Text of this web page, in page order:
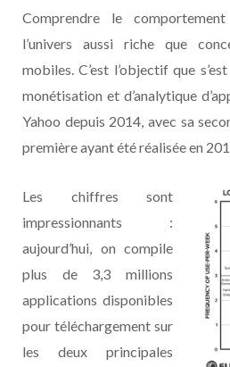
Comprendre le
l’univers aussi riche que
mobiles. C’est l’objectif que
monétisation et d’analytique
Yahoo depuis 2014, avec sa
première ayant été réalisée en
Les chiffres sont
impressionnants :
aujourd’hui, on compile
plus de 3,3 millions
applications disponibles
pour téléchargement sur
les deux principales